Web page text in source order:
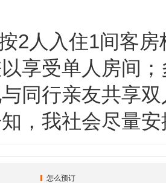
2人入住1间客
享受单人房间
同行亲友共享
，我社会尽量
怎么预订